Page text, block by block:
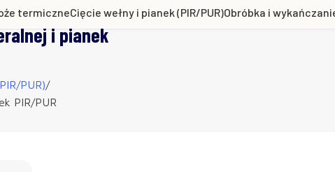
termiczneCięcie wełny i pianek (PIR/PUR)Obróbka i
i pianek
PUR)
PIR/PUR